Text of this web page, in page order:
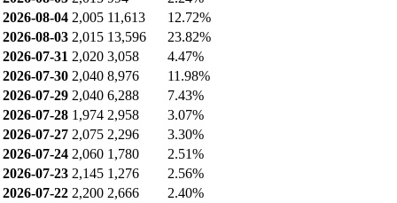
기타
1.43%
자막 [기타] 0.77%
공매도 현황
최근 공매도 거래량: 6,832 (10.25%)
최근 공매도 잔고: 118,898 (1.32%)
공매도 거래량